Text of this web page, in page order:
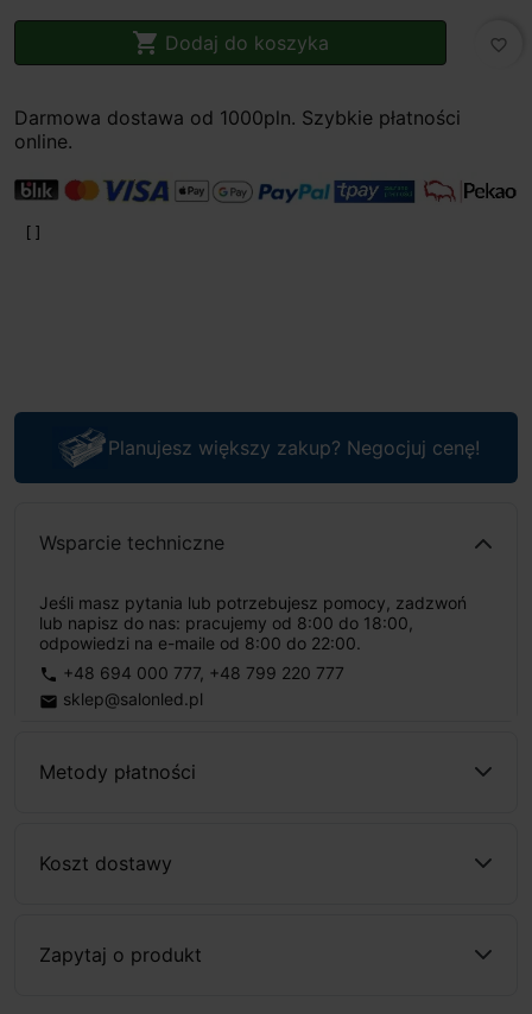
 Dodaj do koszyka favorite_border
Darmowa dostawa od 1000pln. Szybkie płatności
online.
Planujesz większy zakup? Negocjuj cenę!
Wsparcie techniczne
Jeśli masz pytania lub potrzebujesz pomocy, zadzwoń
lub napisz do nas: pracujemy od 8:00 do 18:00,
odpowiedzi na e-maile od 8:00 do 22:00.
phone +48 694 000 777, +48 799 220 777
email sklep@salonled.pl
Metody płatności
Koszt dostawy
Zapytaj o produkt